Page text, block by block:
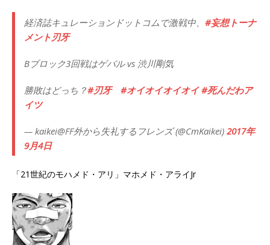
経済誌キュレーションドットコムで激戦中、 #妄想トーナ
メント刃牙
Bブロック3回戦はゲバル vs 渋川剛気
勝敗はどっち？#刃牙 #オイオイオイオイ #死んだわア
イツ
— kaikei@FF外から失礼するフレンズ (@CmKaikei) 2017年
9月4日
「21世紀のモハメド・アリ」マホメド・アライJr